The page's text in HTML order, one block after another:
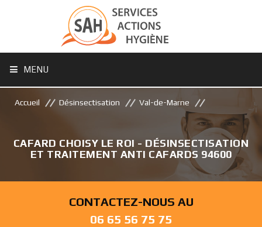
MENU
Accueil Désinsectisation Val-de-Marne
CAFARD CHOISY LE ROI - DÉSINSECTISATION
ET TRAITEMENT ANTI CAFARDS 94600
CONTACTEZ-NOUS AU
06 65 56 75 75